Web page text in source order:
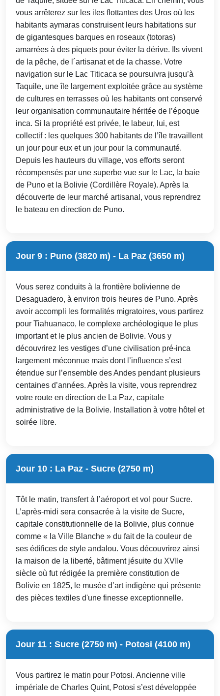
vous arrêterez sur les iles flottantes des Uros où les
habitants aymaras construisent leurs habitations sur
de gigantesques barques en roseaux (totoras)
amarrées à des piquets pour éviter la dérive. Ils vivent
de la pêche, de l´artisanat et de la chasse. Votre
navigation sur le Lac Titicaca se poursuivra jusqu’à
Taquile, une île largement exploitée grâce au système
de cultures en terrasses où les habitants ont conservé
leur organisation communautaire héritée de l’époque
inca. Si la propriété est privée, le labeur, lui, est
collectif : les quelques 300 habitants de l’île travaillent
un jour pour eux et un jour pour la communauté.
Depuis les hauteurs du village, vos efforts seront
récompensés par une superbe vue sur le Lac, la baie
de Puno et la Bolivie (Cordillère Royale). Après la
découverte de leur marché artisanal, vous reprendrez
le bateau en direction de Puno.
Jour 9 : Puno (3820 m) - La Paz (3650 m)
Vous serez conduits à la frontière bolivienne de
Desaguadero, à environ trois heures de Puno. Après
avoir accompli les formalités migratoires, vous partirez
pour Tiahuanaco, le complexe archéologique le plus
important et le plus ancien de Bolivie. Vous y
découvrirez les vestiges d’une civilisation pré-inca
largement méconnue mais dont l’influence s’est
étendue sur l’ensemble des Andes pendant plusieurs
centaines d’années. Après la visite, vous reprendrez
votre route en direction de La Paz, capitale
administrative de la Bolivie. Installation à votre hôtel et
soirée libre.
Jour 10 : La Paz - Sucre (2750 m)
Tôt le matin, transfert à l’aéroport et vol pour Sucre.
L’après-midi sera consacrée à la visite de Sucre,
capitale constitutionnelle de la Bolivie, plus connue
comme « la Ville Blanche » du fait de la couleur de
ses édifices de style andalou. Vous découvrirez ainsi
la maison de la liberté, bâtiment jésuite du XVIIe
siècle où fut rédigée la première constitution de
Bolivie en 1825, le musée d’art indigène qui présente
des pièces textiles d'une finesse exceptionnelle.
Jour 11 : Sucre (2750 m) - Potosi (4100 m)
Vous partirez le matin pour Potosi. Ancienne ville
impériale de Charles Quint, Potosi s’est développée